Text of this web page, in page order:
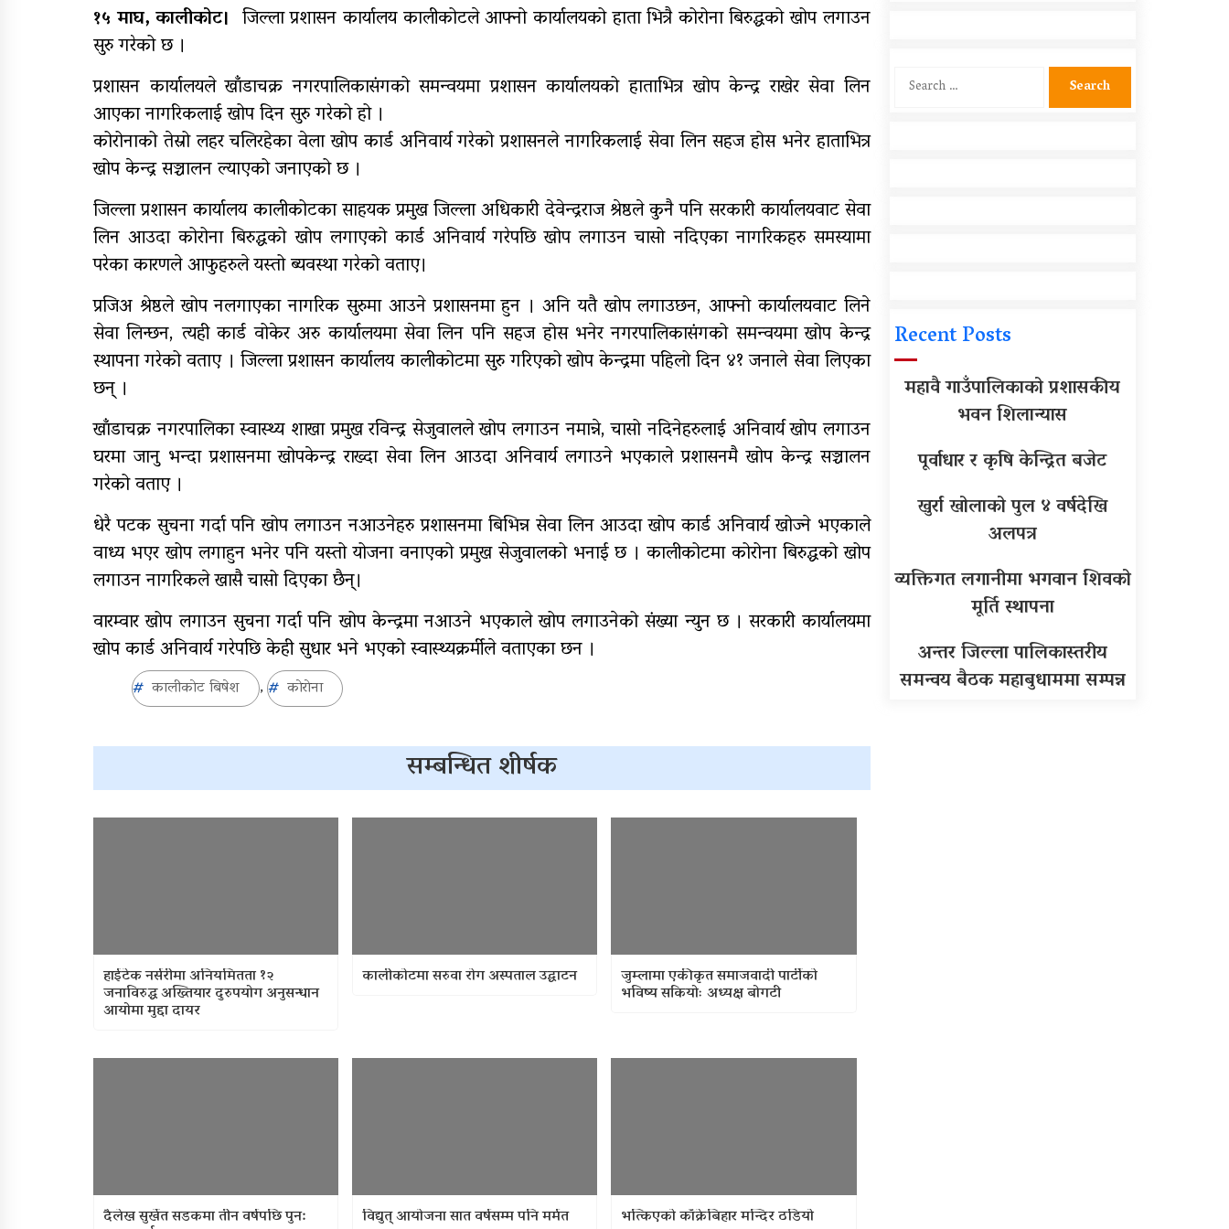
जिल्ला स्तरीय प्रतियोगिता सुरु
गणक
आजदेखि देशभर आर्थिक
गणना सुरु हुँदै मृत्यु,दुई घाइते
सामुदायिक विद्यालयलाई
१५ माघ, कालीकोट। जिल्ला प्रशासन कार्यालय कालीकोटले आफ्नो कार्यालयको हाता भित्रै कोरोना बिरुद्धको खोप लगाउन
सुरु गरेको छ ।
प्रशासन कार्यालयले खाँडाचक्र नगरपालिकासंगको समन्वयमा प्रशासन कार्यालयको हाताभित्र खोप केन्द्र राखेर सेवा लिन
आएका नागरिकलाई खोप दिन सुरु गरेको हो ।
कोरोनाको तेस्रो लहर चलिरहेका वेला खोप कार्ड अनिवार्य गरेको प्रशासनले नागरिकलाई सेवा लिन सहज होस भनेर हाताभित्र
खोप केन्द्र सञ्चालन ल्याएको जनाएको छ ।
जिल्ला प्रशासन कार्यालय कालीकोटका साहयक प्रमुख जिल्ला अधिकारी देवेन्द्रराज श्रेष्ठले कुनै पनि सरकारी कार्यालयवाट सेवा
लिन आउदा कोरोना बिरुद्धको खोप लगाएको कार्ड अनिवार्य गरेपछि खोप लगाउन चासो नदिएका नागरिकहरु समस्यामा
परेका कारणले आफुहरुले यस्तो ब्यवस्था गरेको वताए।
प्रजिअ श्रेष्ठले खोप नलगाएका नागरिक सुरुमा आउने प्रशासनमा हुन । अनि यतै खोप लगाउछन, आफ्नो कार्यालयवाट लिने
सेवा लिन्छन, त्यही कार्ड वोकेर अरु कार्यालयमा सेवा लिन पनि सहज होस भनेर नगरपालिकासंगको समन्वयमा खोप केन्द्र
स्थापना गरेको वताए । जिल्ला प्रशासन कार्यालय कालीकोटमा सुरु गरिएको खोप केन्द्रमा पहिलो दिन ४१ जनाले सेवा लिएका
छन् ।
खाँडाचक्र नगरपालिका स्वास्थ्य शाखा प्रमुख रविन्द्र सेजुवालले खोप लगाउन नमान्ने, चासो नदिनेहरुलाई अनिवार्य खोप लगाउन
घरमा जानु भन्दा प्रशासनमा खोपकेन्द्र राख्दा सेवा लिन आउदा अनिवार्य लगाउने भएकाले प्रशासनमै खोप केन्द्र सञ्चालन
गरेको वताए ।
धेरै पटक सुचना गर्दा पनि खोप लगाउन नआउनेहरु प्रशासनमा बिभिन्न सेवा लिन आउदा खोप कार्ड अनिवार्य खोज्ने भएकाले
वाध्य भएर खोप लगाहुन भनेर पनि यस्तो योजना वनाएको प्रमुख सेजुवालको भनाई छ । कालीकोटमा कोरोना बिरुद्धको खोप
लगाउन नागरिकले खासै चासो दिएका छैन्।
वारम्वार खोप लगाउन सुचना गर्दा पनि खोप केन्द्रमा नआउने भएकाले खोप लगाउनेको संख्या न्युन छ । सरकारी कार्यालयमा
खोप कार्ड अनिवार्य गरेपछि केही सुधार भने भएको स्वास्थ्यक्रर्मीले वताएका छन ।
कालीकाेट बिषेश , काेराेना
सम्बन्धित शीर्षक
हाईटेक नर्सरीमा अनियमितता १२
जनाविरुद्ध अख्तियार दुरुपयोग अनुसन्धान
आयोमा मुद्दा दायर
कालीकोटमा सरुवा रोग अस्पताल उद्घाटन जुम्लामा एकीकृत समाजवादी पार्टीको
भविष्य सकियोः अध्यक्ष बोगटी
दैलेख सुर्खेत सडकमा तीन वर्षपछि पुन: विद्युत् आयोजना सात वर्षसम्म पनि मर्मत भत्किएको काँक्रेबिहार मन्दिर ठडियो
Search
Recent Posts
महावै गाउँपालिकाको प्रशासकीय
भवन शिलान्यास
पूर्वाधार र कृषि केन्द्रित बजेट
खुर्रा खोलाको पुल ४ वर्षदेखि
अलपत्र
व्यक्तिगत लगानीमा भगवान शिवको
मूर्ति स्थापना
अन्तर जिल्ला पालिकास्तरीय
समन्वय बैठक महाबुधाममा सम्पन्न